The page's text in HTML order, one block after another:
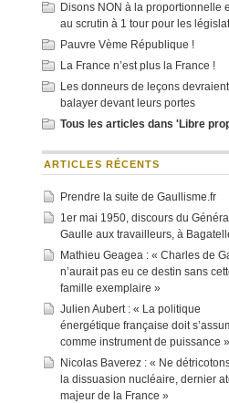
Disons NON à la proportionnelle
au scrutin à 1 tour pour les
Pauvre Vème République !
La France n’est plus la France !
Les donneurs de leçons devraient
balayer devant leurs portes
Tous les articles dans 'Libre
ARTICLES RÉCENTS
Prendre la suite de Gaullisme.fr
1er mai 1950, discours du
Gaulle aux travailleurs, à
Mathieu Geagea : « Charles de
n’aurait pas eu ce destin sans
famille exemplaire »
Julien Aubert : « La politique
énergétique française doit
comme instrument de puissance »
Nicolas Baverez : « Ne
la dissuasion nucléaire, dernier
majeur de la France »